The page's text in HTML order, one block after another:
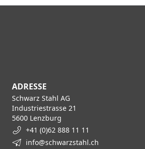
ADRESSE
Schwarz Stahl AG
Industriestrasse 21
5600 Lenzburg
+41 (0)62 888 11 11
info@schwarzstahl.ch